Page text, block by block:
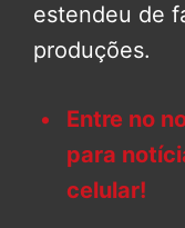
estendeu de
produções.
Entre no
para
celular!